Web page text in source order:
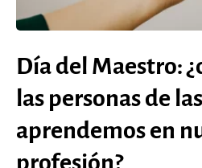
Día del Maestro:
las personas de
aprendemos en
profesión?